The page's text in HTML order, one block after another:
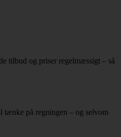
tilbud og priser regelmæssigt – så
tænke på regningen – og selvom